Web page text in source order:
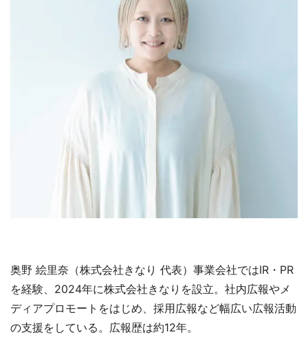
奥野 絵里奈（株式会社きなり 代表）事業会社ではIR・PR
を経験、2024年に株式会社きなりを設立。社内広報やメ
ディアプロモートをはじめ、採用広報など幅広い広報活動
の支援をしている。広報歴は約12年。